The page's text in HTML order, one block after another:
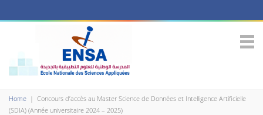
Home | Concours d’accès au Master Science de Données et Intelligence Artificielle
(SDIA) (Année universitaire 2024 – 2025)